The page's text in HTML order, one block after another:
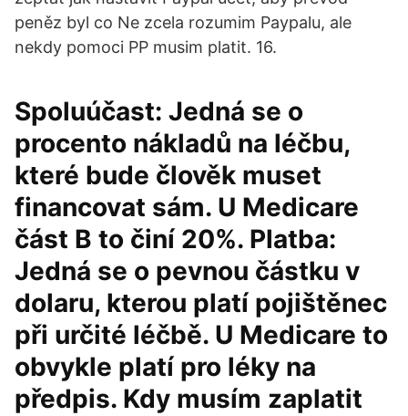
peněz byl co Ne zcela rozumim Paypalu, ale
nekdy pomoci PP musim platit. 16.
Spoluúčast: Jedná se o
procento nákladů na léčbu,
které bude člověk muset
financovat sám. U Medicare
část B to činí 20%. Platba:
Jedná se o pevnou částku v
dolaru, kterou platí pojištěnec
při určité léčbě. U Medicare to
obvykle platí pro léky na
předpis. Kdy musím zaplatit